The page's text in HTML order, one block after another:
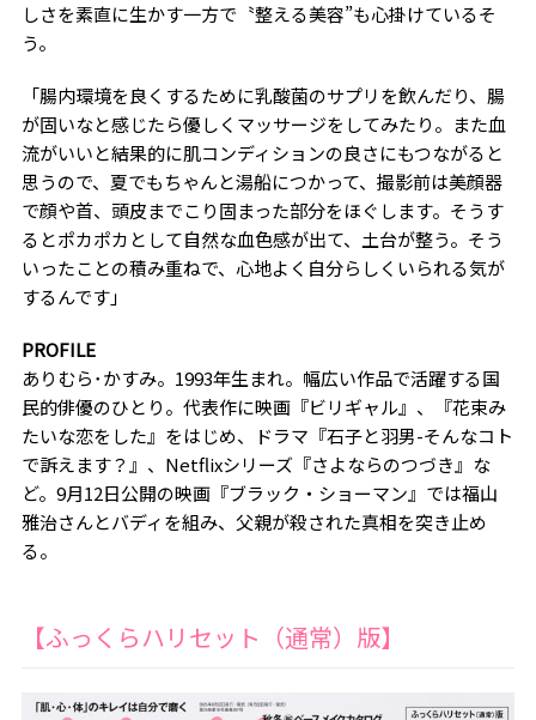
しさを素直に生かす一方で〝整える美容”も心掛けているそ
う。
「腸内環境を良くするために乳酸菌のサプリを飲んだり、腸
が固いなと感じたら優しくマッサージをしてみたり。また血
流がいいと結果的に肌コンディションの良さにもつながると
思うので、夏でもちゃんと湯船につかって、撮影前は美顔器
で顔や首、頭皮までこり固まった部分をほぐします。そうす
るとポカポカとして自然な血色感が出て、土台が整う。そう
いったことの積み重ねで、心地よく自分らしくいられる気が
するんです」
PROFILE
ありむら･かすみ。1993年生まれ。幅広い作品で活躍する国
民的俳優のひとり。代表作に映画『ビリギャル』、『花束み
たいな恋をした』をはじめ、ドラマ『石子と羽男-そんなコト
で訴えます？』、Netflixシリーズ『さよならのつづき』な
ど。9月12日公開の映画『ブラック・ショーマン』では福山
雅治さんとバディを組み、父親が殺された真相を突き止め
る。
【ふっくらハリセット（通常）版】